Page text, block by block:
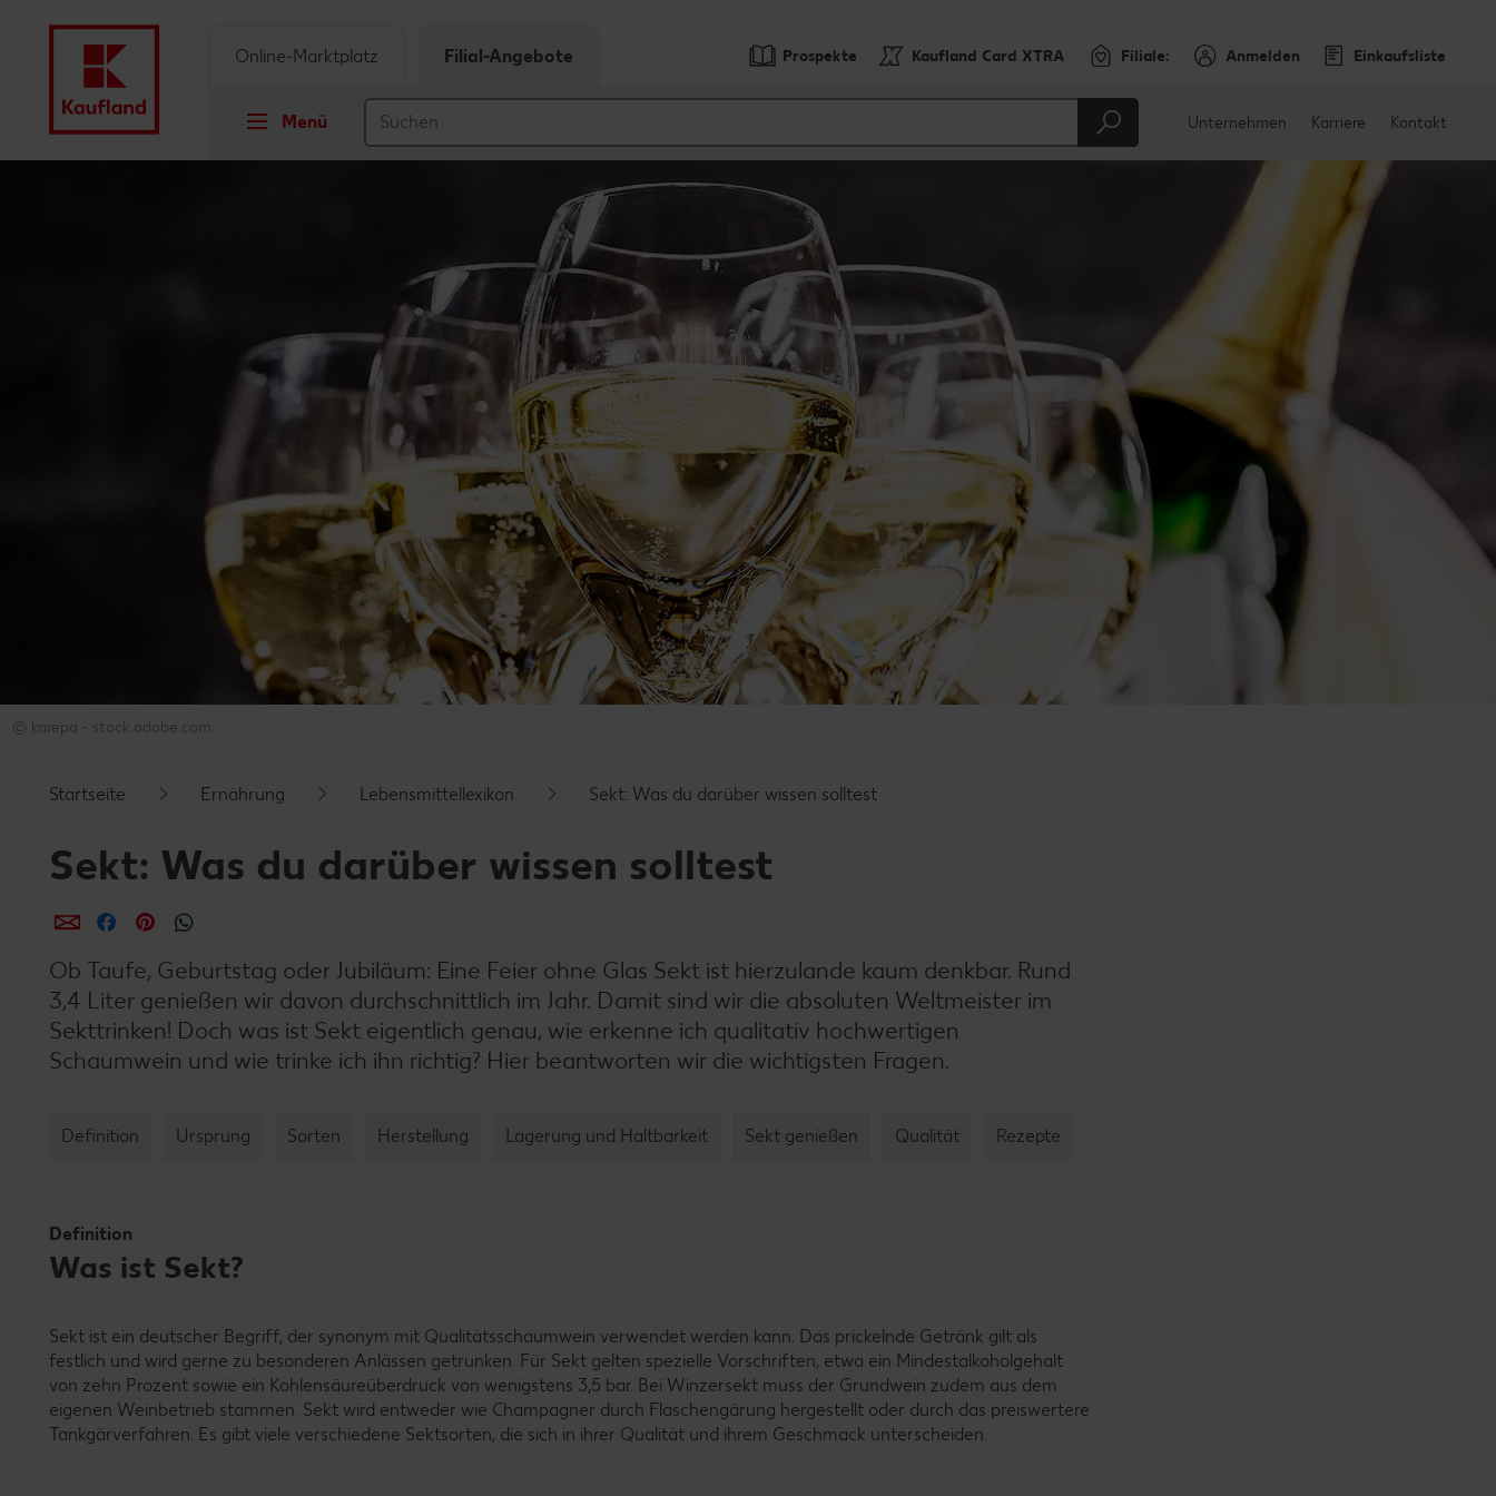
Schwebender Seitenbereich
Prospekte Kaufland Card XTRA Filiale: Anmelden Einkaufsliste
Menü
Online-Marktplatz Filial-Angebote
Unternehmen Karriere Kontakt
© karepa - stock.adobe.com
Startseite Ernährung Lebensmittellexikon Sekt: Was du darüber wissen solltest
Sekt: Was du darüber wissen solltest
per E-Mail teilen
per Facebook teilen
per Pinterest teilen
Ob Taufe, Geburtstag oder Jubiläum: Eine Feier ohne Glas Sekt ist hierzulande kaum denkbar. Rund
3,4 Liter genießen wir davon durchschnittlich im Jahr. Damit sind wir die absoluten Weltmeister im
Sekttrinken! Doch was ist Sekt eigentlich genau, wie erkenne ich qualitativ hochwertigen
Schaumwein und wie trinke ich ihn richtig? Hier beantworten wir die wichtigsten Fragen.
Definition Ursprung Sorten Herstellung Lagerung und Haltbarkeit Sekt genießen Qualität Rezepte
Definition
Was ist Sekt?
Sekt ist ein deutscher Begriff, der synonym mit Qualitätsschaumwein verwendet werden kann. Das prickelnde Getränk gilt als
festlich und wird gerne zu besonderen Anlässen getrunken. Für Sekt gelten spezielle Vorschriften, etwa ein Mindestalkoholgehalt
von zehn Prozent sowie ein Kohlensäureüberdruck von wenigstens 3,5 bar. Bei Winzersekt muss der Grundwein zudem aus dem
eigenen Weinbetrieb stammen. Sekt wird entweder wie Champagner durch Flaschengärung hergestellt oder durch das preiswertere
Tankgärverfahren. Es gibt viele verschiedene Sektsorten, die sich in ihrer Qualität und ihrem Geschmack unterscheiden.